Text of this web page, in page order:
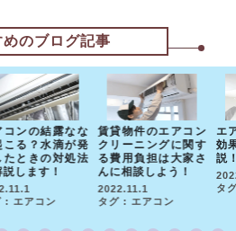
めのブログ記事
コンの結露なな
こる？水滴が発
たときの対処法
します！
: エアコン
賃貸物件のエアコン
クリーニングに関す
る費用負担は大家さ
んに相談しよう！
2022.11.1
タグ : エアコン
エ
効
説
タ